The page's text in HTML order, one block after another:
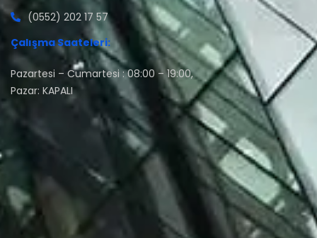
(0552) 202 17 57
Çalışma Saateleri:
Pazartesi – Cumartesi : 08:00 – 19:00,
Pazar: KAPALI